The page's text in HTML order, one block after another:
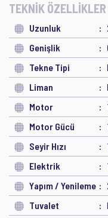
TEKNİK ÖZELLİKLER
Uzunluk
Genişlik
Tekne Tipi
Liman
Motor
Motor Gücü
Seyir Hızı
Elektrik
Yapım / Yenileme
Tuvalet